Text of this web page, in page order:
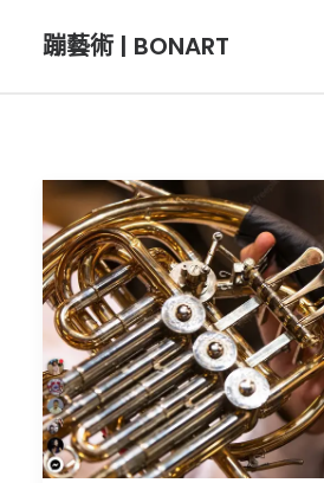
蹦藝術 | BONART
BON呼吸
BON攝影
BON插畫
BON旅行